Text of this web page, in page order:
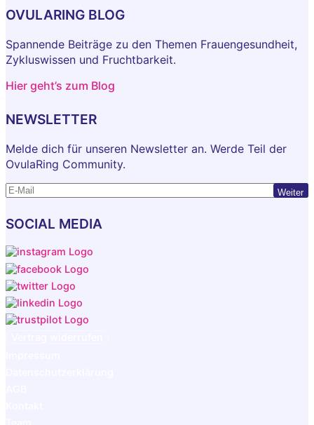
OVULARING BLOG
Spannende Beiträge zu den Themen Frauengesundheit,
Zykluswissen und Fruchtbarkeit.
Hier geht’s zum Blog
NEWSLETTER
Melde dich für unseren Newsletter an. Werde Teil der
OvulaRing Community.
Weiter
SOCIAL MEDIA